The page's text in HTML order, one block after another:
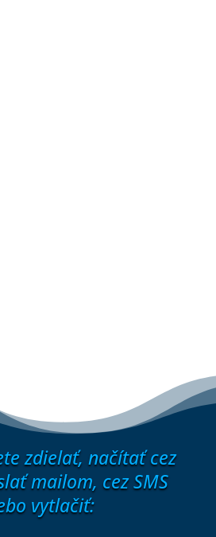
zdielať, načítať cez
mailom, cez SMS
vytlačiť: